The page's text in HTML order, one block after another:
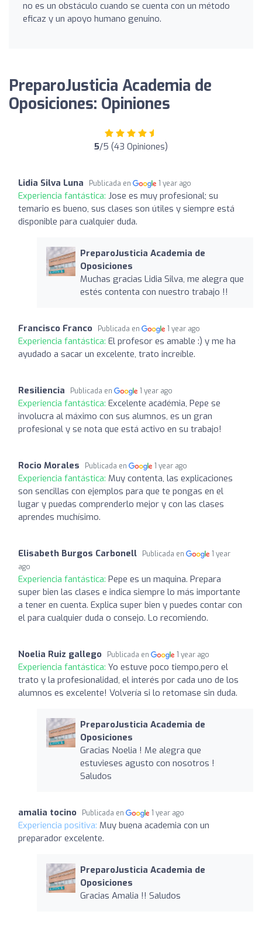
no es un obstáculo cuando se cuenta con un método
eficaz y un apoyo humano genuino.
PreparoJusticia Academia de
Oposiciones: Opiniones
5/5 (43 Opiniones)
Lidia Silva Luna Publicada en 1 year ago
Experiencia fantástica: Jose es muy profesional; su
temario es bueno, sus clases son útiles y siempre está
disponible para cualquier duda.
PreparoJusticia Academia de
Oposiciones
Muchas gracias Lidia Silva, me alegra que
estés contenta con nuestro trabajo !!
Francisco Franco Publicada en 1 year ago
Experiencia fantástica: El profesor es amable :) y me ha
ayudado a sacar un excelente, trato increíble.
Resiliencia Publicada en 1 year ago
Experiencia fantástica: Excelente académia, Pepe se
involucra al máximo con sus alumnos, es un gran
profesional y se nota que está activo en su trabajo!
Rocio Morales Publicada en 1 year ago
Experiencia fantástica: Muy contenta, las explicaciones
son sencillas con ejemplos para que te pongas en el
lugar y puedas comprenderlo mejor y con las clases
aprendes muchísimo.
Elisabeth Burgos Carbonell Publicada en
1 year
ago
Experiencia fantástica: Pepe es un maquina. Prepara
super bien las clases e indica siempre lo más importante
a tener en cuenta. Explica super bien y puedes contar con
el para cualquier duda o consejo. Lo recomiendo.
Noelia Ruiz gallego Publicada en 1 year ago
Experiencia fantástica: Yo estuve poco tiempo,pero el
trato y la profesionalidad, el interés por cada uno de los
alumnos es excelente! Volvería si lo retomase sin duda.
PreparoJusticia Academia de
Oposiciones
Gracias Noelia ! Me alegra que
estuvieses agusto con nosotros !
Saludos
amalia tocino Publicada en 1 year ago
Experiencia positiva: Muy buena academia con un
preparador excelente.
PreparoJusticia Academia de
Oposiciones
Gracias Amalia !! Saludos